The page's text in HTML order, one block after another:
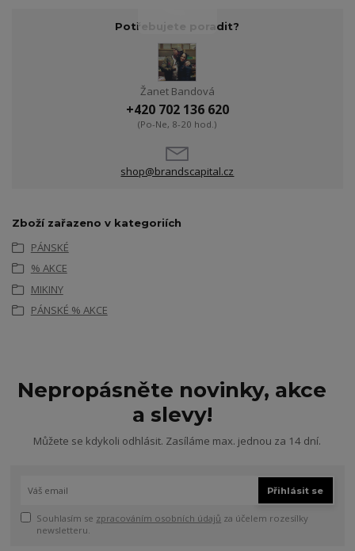
Potřebujete poradit?
Žanet Bandová
+420 702 136 620
(Po-Ne, 8-20 hod.)
shop@brandscapital.cz
Zboží zařazeno v kategoriích
PÁNSKÉ
% AKCE
MIKINY
PÁNSKÉ % AKCE
Nepropásněte novinky, akce
a slevy!
Můžete se kdykoli odhlásit. Zasíláme max. jednou za 14 dní.
Přihlásit se
Souhlasím se zpracováním osobních údajů za účelem rozesílky
newsletteru.